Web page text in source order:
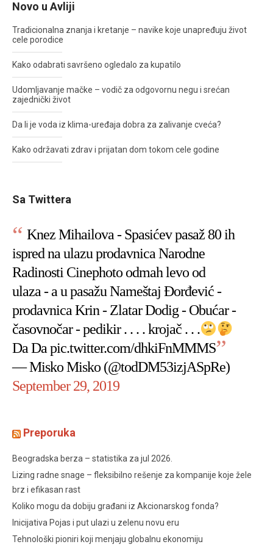
Novo u Avliji
Tradicionalna znanja i kretanje – navike koje unapređuju život
cele porodice
Kako odabrati savršeno ogledalo za kupatilo
Udomljavanje mačke – vodič za odgovornu negu i srećan
zajednički život
Da li je voda iz klima-uređaja dobra za zalivanje cveća?
Kako održavati zdrav i prijatan dom tokom cele godine
Sa Twittera
Knez Mihailova - Spasićev pasaž 80 ih
ispred na ulazu prodavnica Narodne
Radinosti Cinephoto odmah levo od
ulaza - a u pasažu Nameštaj Đorđević -
prodavnica Krin - Zlatar Dodig - Obućar -
časovnočar - pedikir . . . . krojač . . .
Da Dapic.twitter.com/dhkiFnMMMS
— Misko Misko (@todDM53izjASpRe)
September 29, 2019
Preporuka
Beogradska berza – statistika za jul 2026.
Lizing radne snage – fleksibilno rešenje za kompanije koje žele
brz i efikasan rast
Koliko mogu da dobiju građani iz Akcionarskog fonda?
Inicijativa Pojas i put ulazi u zelenu novu eru
Tehnološki pioniri koji menjaju globalnu ekonomiju